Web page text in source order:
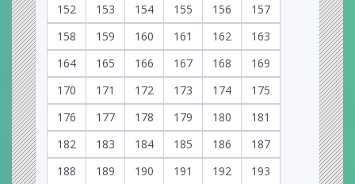
152
153 154 155 156
157
158
159 160 161 162
163
164
165 166 167 168
169
170
171 172 173 174
175
176
177 178 179 180
181
182
183 184 185 186
187
188
189 190 191 192
193